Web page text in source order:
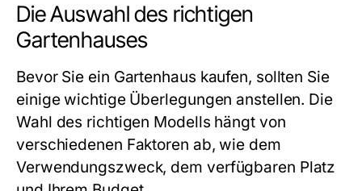
Die Auswahl des richtigen
Gartenhauses
Bevor Sie ein Gartenhaus kaufen, sollten Sie
einige wichtige Überlegungen anstellen. Die
Wahl des richtigen Modells hängt von
verschiedenen Faktoren ab, wie dem
Verwendungszweck, dem verfügbaren Platz